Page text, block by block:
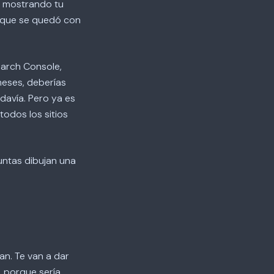
mostrando tu
se quedó con
Console,
deberías
Pero ya es
los sitios
dibujan una
Te van a dar